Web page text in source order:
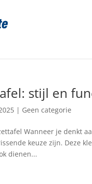
stijl en
| Geen categorie
Wanneer je denkt
keuze zijn. Deze
dienen...